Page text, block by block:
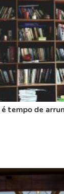
tempo de